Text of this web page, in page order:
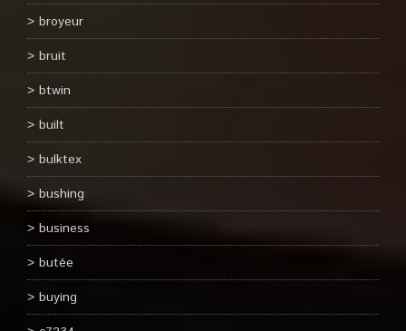
broyeur
bruit
btwin
built
bulktex
bushing
business
butée
buying